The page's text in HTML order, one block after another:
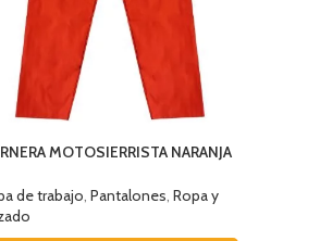
MOTOSIERRISTA NARANJA
de trabajo, Pantalones, Ropa y